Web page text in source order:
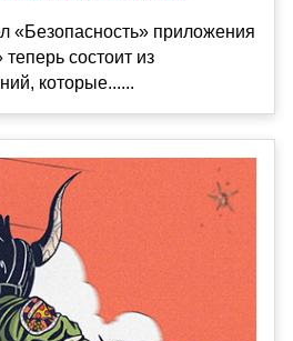
«Безопасность» приложения
состоит из
которые......